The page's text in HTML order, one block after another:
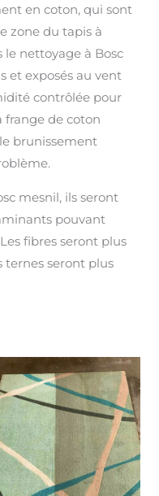
en coton, qui sont
zone du tapis à
le nettoyage à Bosc
et exposés au vent
contrôlée pour
frange de coton
brunissement
mesnil, ils seront
pouvant
fibres seront plus
ternes seront plus